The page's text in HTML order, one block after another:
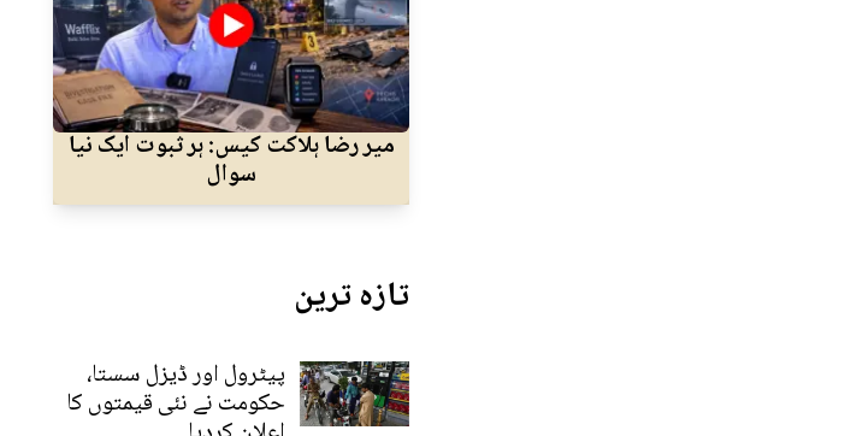
میر رضا ہلاکت کیس: ہر ثبوت ایک نیا
سوال
تازہ ترین
پیٹرول اور ڈیزل سستا،
حکومت نے نئی قیمتوں کا